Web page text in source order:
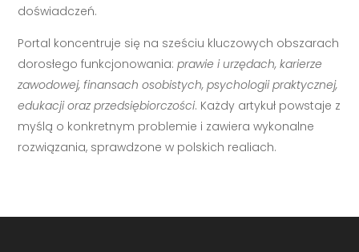
doświadczeń.
Portal koncentruje się na sześciu kluczowych obszarach
dorosłego funkcjonowania:prawie i urzędach, karierze
zawodowej, finansach osobistych, psychologii praktycznej,
edukacji oraz przedsiębiorczości. Każdy artykuł powstaje z
myślą o konkretnym problemie i zawiera wykonalne
rozwiązania, sprawdzone w polskich realiach.